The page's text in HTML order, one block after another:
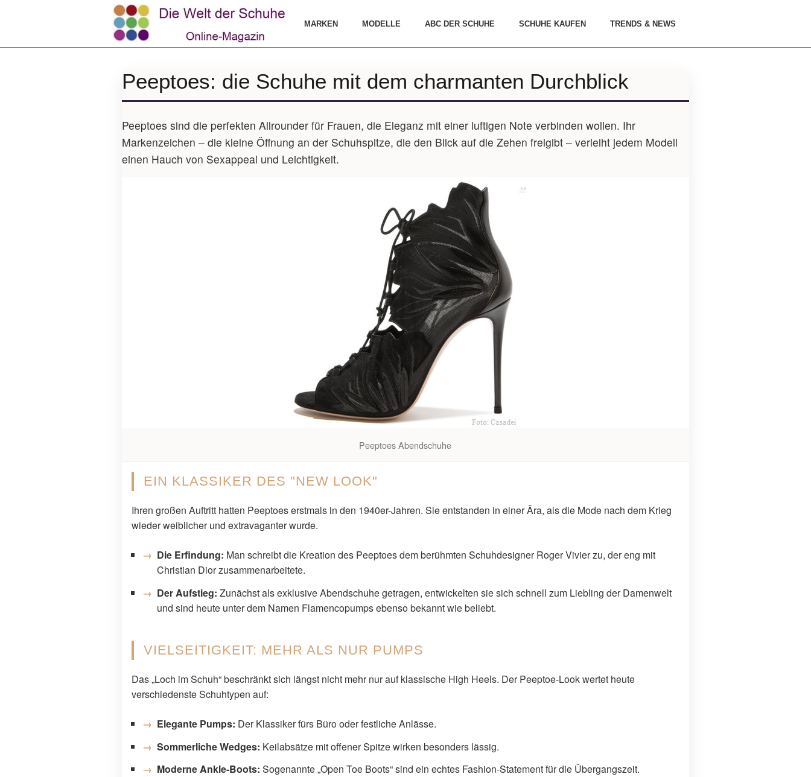
MARKEN MODELLE ABC DER SCHUHE SCHUHE KAUFEN TRENDS & NEWS
Peeptoes: die Schuhe mit dem charmanten Durchblick
Peeptoes sind die perfekten Allrounder für Frauen, die Eleganz mit einer luftigen Note verbinden wollen. Ihr
Markenzeichen – die kleine Öffnung an der Schuhspitze, die den Blick auf die Zehen freigibt – verleiht jedem Modell
einen Hauch von Sexappeal und Leichtigkeit.
Peeptoes Abendschuhe
EIN KLASSIKER DES "NEW LOOK"
Ihren großen Auftritt hatten Peeptoes erstmals in den 1940er-Jahren. Sie entstanden in einer Ära, als die Mode nach dem Krieg
wieder weiblicher und extravaganter wurde.
Die Erfindung: Man schreibt die Kreation des Peeptoes dem berühmten Schuhdesigner Roger Vivier zu, der eng mit
Christian Dior zusammenarbeitete.
Der Aufstieg: Zunächst als exklusive Abendschuhe getragen, entwickelten sie sich schnell zum Liebling der Damenwelt
und sind heute unter dem Namen Flamencopumps ebenso bekannt wie beliebt.
VIELSEITIGKEIT: MEHR ALS NUR PUMPS
Das „Loch im Schuh“ beschränkt sich längst nicht mehr nur auf klassische High Heels. Der Peeptoe-Look wertet heute
verschiedenste Schuhtypen auf:
Elegante Pumps: Der Klassiker fürs Büro oder festliche Anlässe.
Sommerliche Wedges: Keilabsätze mit offener Spitze wirken besonders lässig.
Moderne Ankle-Boots: Sogenannte „Open Toe Boots“ sind ein echtes Fashion-Statement für die Übergangszeit.